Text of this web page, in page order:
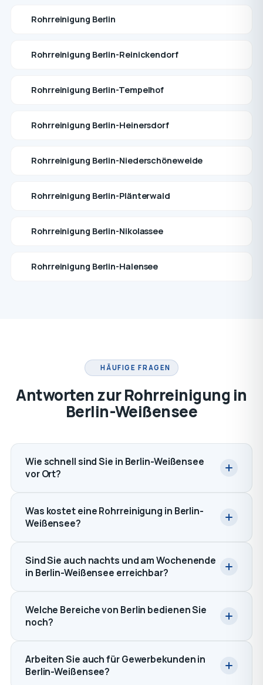
Rohrreinigung Berlin
Rohrreinigung Berlin-Reinickendorf
Rohrreinigung Berlin-Tempelhof
Rohrreinigung Berlin-Heinersdorf
Rohrreinigung Berlin-Niederschöneweide
Rohrreinigung Berlin-Plänterwald
Rohrreinigung Berlin-Nikolassee
Rohrreinigung Berlin-Halensee
HÄUFIGE FRAGEN
Antworten zur Rohrreinigung in
Berlin-Weißensee
Wie schnell sind Sie in Berlin-Weißensee
vor Ort?
Was kostet eine Rohrreinigung in Berlin-
Weißensee?
Sind Sie auch nachts und am Wochenende
in Berlin-Weißensee erreichbar?
Welche Bereiche von Berlin bedienen Sie
noch?
Arbeiten Sie auch für Gewerbekunden in
Berlin-Weißensee?